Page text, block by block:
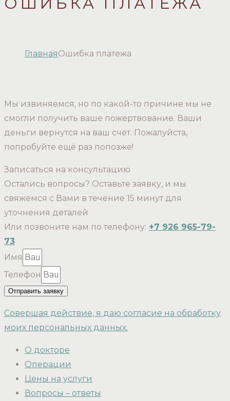
ГлавнаяОшибка платежа
Мы извиняемся, но по какой-то причине мы не
смогли получить ваше пожертвование. Ваши
деньги вернутся на ваш счёт. Пожалуйста,
попробуйте ещё раз попозже!
Записаться на консультацию
Остались вопросы? Оставьте заявку, и мы
свяжемся с Вами в течение 15 минут для
уточнения деталей
Или позвоните нам по телефону: +7 926 965-79-
73
Имя
Телефон
Отправить заявку
Совершая действие, я даю согласие на обработку
моих персональных данных.
О докторе
Операции
Цены на услуги
Вопросы – ответы